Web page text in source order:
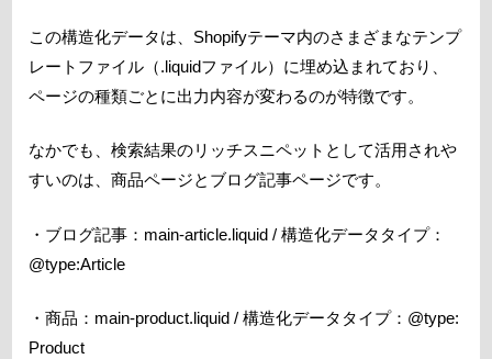
この構造化データは、Shopifyテーマ内のさまざまなテンプ
レートファイル（.liquidファイル）に埋め込まれており、
ページの種類ごとに出力内容が変わるのが特徴です。
なかでも、検索結果のリッチスニペットとして活用されや
すいのは、商品ページとブログ記事ページです。
・ブログ記事：main-article.liquid / 構造化データタイプ：
@type:Article
・商品：main-product.liquid / 構造化データタイプ：@type:
Product